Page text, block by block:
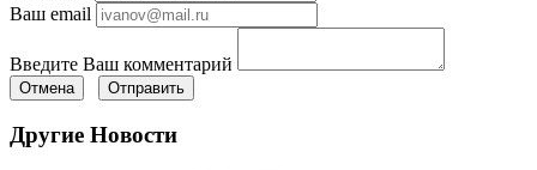
Ваш email
Введите Ваш комментарий
Отмена Отправить
Другие Новости